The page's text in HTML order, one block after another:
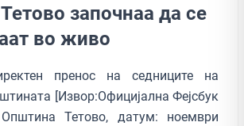
започнаа да се
во живо
пренос на седниците на
[Извор:Официјална Фејсбук
Тетово, датум: ноември